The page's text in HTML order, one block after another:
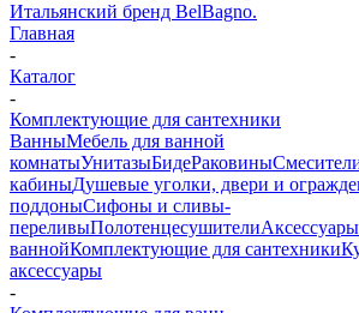
Итальянский бренд BelBagno.
Главная
-
Каталог
-
Комплектующие для сантехники
ВанныМебель для ванной
комнатыУнитазыБидеРаковины
кабиныДушевые уголки, двери и
поддоныСифоны и сливы-
переливыПолотенцесушители
ваннойКомплектующие для сантехники
аксессуары
-